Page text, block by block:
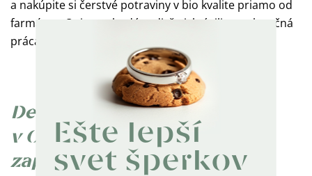
Ešte lepší
svet šperkov
a nakúpite si čerstvé potraviny v bio kvalite priamo od
farmárov. Oni zase budú radi, že ich úsilie a celoročná
práca majú taký úspech.
Deň Zeme sme oslávili aj my
v OLIVII. Už dvakrát sme sa
zapojili do iniciatívy Sázíme